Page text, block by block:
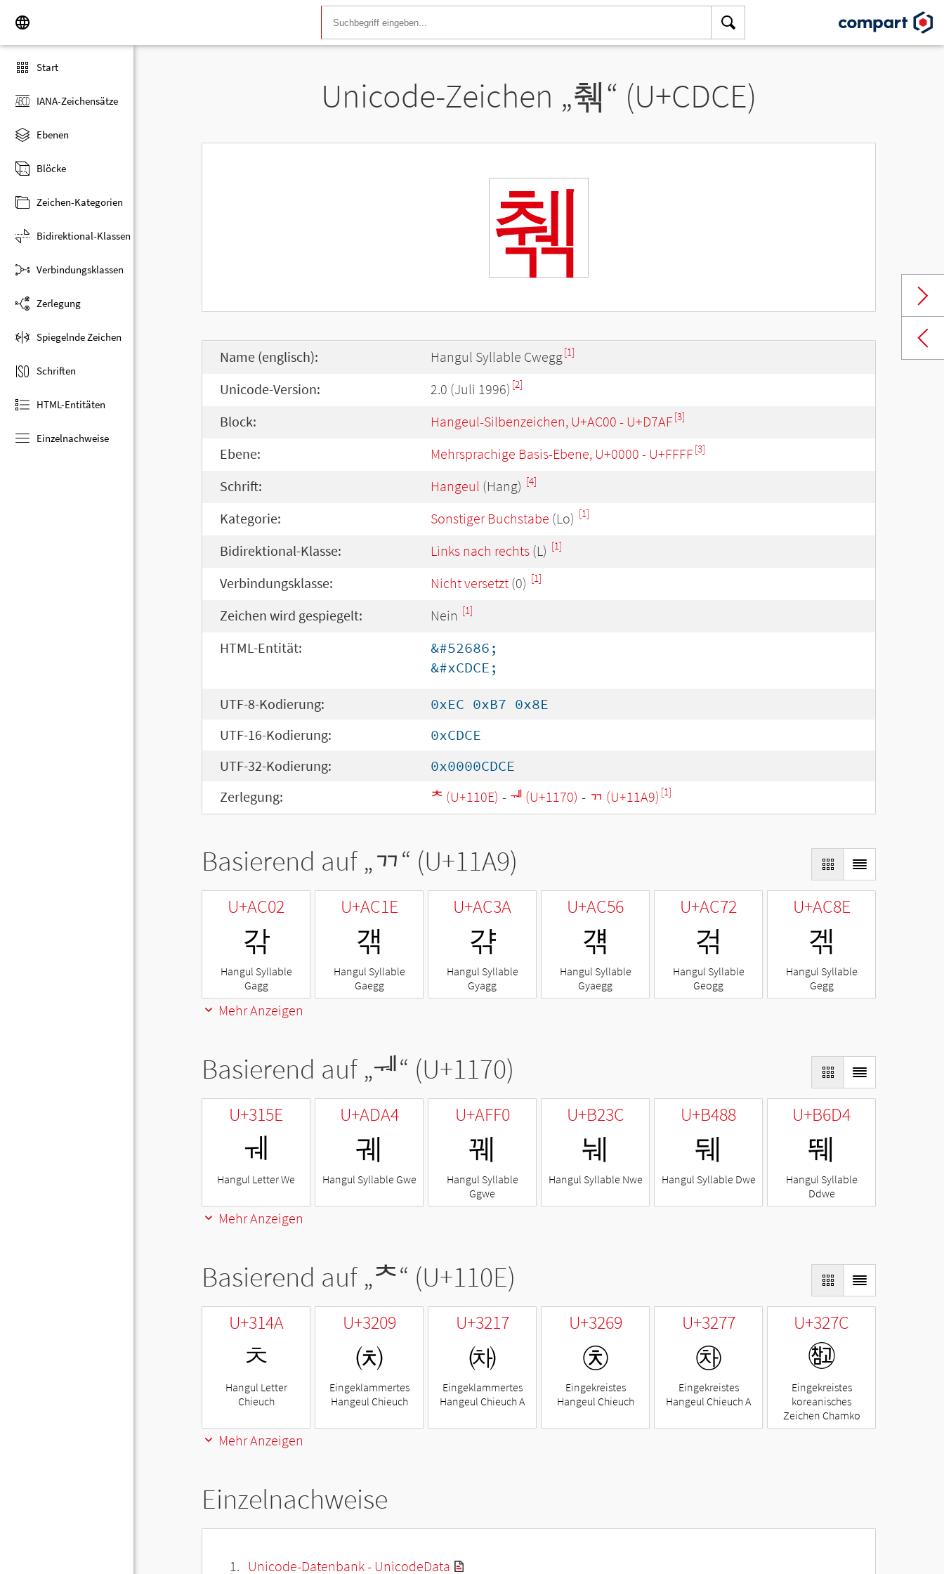
Start
IANA-Zeichensätze
Ebenen
Blöcke
Zeichen-Kategorien
Bidirektional-Klassen
Verbindungsklassen
Zerlegung
Spiegelnde Zeichen
Schriften
HTML-Entitäten
Einzelnachweise
Unicode-Zeichen „췎“ (U+CDCE)
췎
Name (englisch): Hangul Syllable Cwegg[1]
Unicode-Version: 2.0 (Juli 1996) [2]
Block: Hangeul-Silbenzeichen, U+AC00 - U+D7AF[3]
Ebene: Mehrsprachige Basis-Ebene, U+0000 - U+FFFF[3]
Schrift: Hangeul (Hang) [4]
Kategorie: Sonstiger Buchstabe (Lo) [1]
Bidirektional-Klasse: Links nach rechts (L) [1]
Verbindungsklasse: Nicht versetzt (0) [1]
Zeichen wird gespiegelt: Nein [1]
HTML-Entität:
&#52686;
&#xCDCE;
UTF-8-Kodierung:
0xEC 0xB7 0x8E
UTF-16-Kodierung:
0xCDCE
UTF-32-Kodierung:
0x0000CDCE
Zerlegung:
ᄎ (U+110E) - ᅰ (U+1170) - ᆩ (U+11A9) [1]
Basierend auf „ᆩ“ (U+11A9)
U+AC02
갂
Hangul Syllable
Gagg
U+AC1E
갞
Hangul Syllable
Gaegg
U+AC3A
갺
Hangul Syllable
Gyagg
U+AC56
걖
Hangul Syllable
Gyaegg
U+AC72
걲
Hangul Syllable
Geogg
U+AC8E
겎
Hangul Syllable
Gegg
Mehr Anzeigen
Basierend auf „ᅰ“ (U+1170)
U+315E
ㅞ
Hangul Letter We
U+ADA4
궤
Hangul Syllable Gwe
U+AFF0
꿰
Hangul Syllable
Ggwe
U+B23C
눼
Hangul Syllable Nwe
U+B488
뒈
Hangul Syllable Dwe
U+B6D4
뛔
Hangul Syllable
Ddwe
Mehr Anzeigen
Basierend auf „ᄎ“ (U+110E)
U+314A
ㅊ
Hangul Letter
Chieuch
U+3209
㈉
Eingeklammertes
Hangeul Chieuch
U+3217
㈗
Eingeklammertes
Hangeul Chieuch A
U+3269
㉩
Eingekreistes
Hangeul Chieuch
U+3277
㉷
Eingekreistes
Hangeul Chieuch A
U+327C
㉼
Eingekreistes
koreanisches
Zeichen Chamko
Mehr Anzeigen
Einzelnachweise
Unicode-Datenbank - UnicodeData